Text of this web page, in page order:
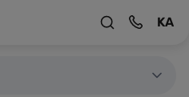
KA